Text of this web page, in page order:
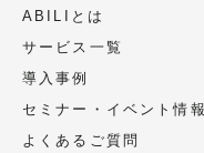
当社サービスに
当社イベント、
内
第三者への提供
ABILIとは
サービス一覧
導入事例
セミナー・イベント情報
よくあるご質問